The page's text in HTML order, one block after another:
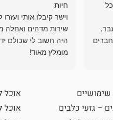
מומלץ מאוד!
שימושיים
– גזעי כלבים
אוכל
אוכל